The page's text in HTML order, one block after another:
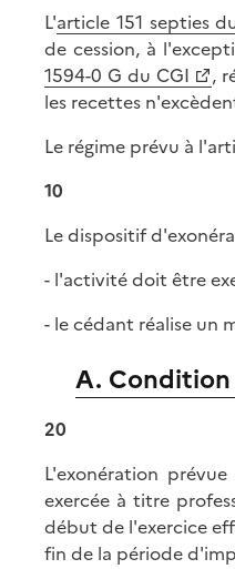
L'article 151 septies
de cession, à
1594-0 G du CGI
,
les recettes
Le régime prévu à
10
Le dispositif
- l'activité doit être
- le cédant réalise un
A.
20
L'exonération
exercée à titre
début de l'exercice
fin de la période